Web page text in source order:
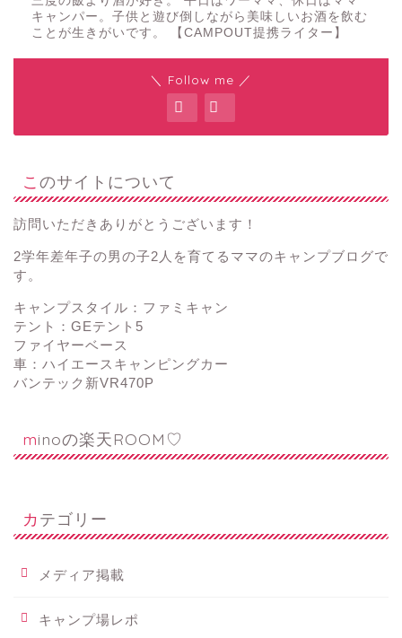
キャンパー。子供と遊び倒しながら美味しいお酒を飲む
ことが生きがいです。 【CAMPOUT提携ライター】
＼ Follow me ／
このサイトについて
訪問いただきありがとうございます！
2学年差年子の男の子2人を育てるママのキャンプブログで
す。
キャンプスタイル：ファミキャン
テント：GEテント5
ファイヤーベース
車：ハイエースキャンピングカー
バンテック新VR470P
minoの楽天ROOM♡
カテゴリー
メディア掲載
キャンプ場レポ